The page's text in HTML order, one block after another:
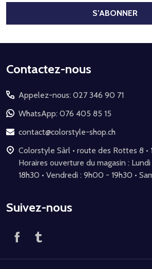
mail
S’ABONNER
Début
pied
de
page
Contactez-nous
Appelez-nous: 027 346 90 71
WhatsApp: 076 405 85 15
contact@colorstyle-shop.ch
Colorstyle Sàrl • route des Rottes 8 • 1964 Conthey •
Horaires ouverture du magasin : Lundi – jeudi : 9h00 –
18h30 • Vendredi : 9h00 - 19h30 •
Suivez-nous